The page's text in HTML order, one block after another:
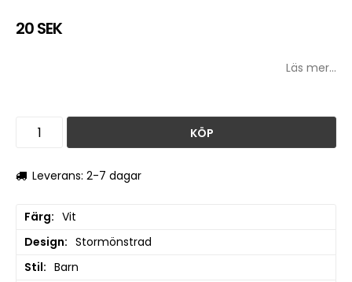
20 SEK
Läs mer...
KÖP
Leverans: 2-7 dagar
Färg
Vit
Design
Stormönstrad
Stil
Barn